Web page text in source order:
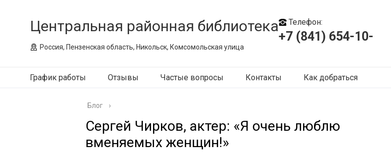
Центральная районная библиотека
Россия, Пензенская область, Никольск, Комсомольская улица
Телефон:
+7 (841) 654-10-
График работы Отзывы Частые вопросы Контакты Как добраться
Блог ›
Сергей Чирков, актер: «Я очень люблю
вменяемых женщин!»